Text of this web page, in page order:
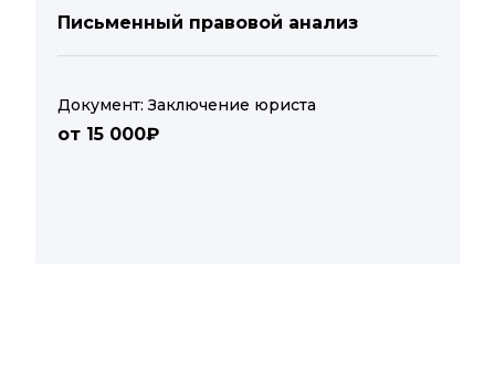
Письменный правовой анализ
Документ: Заключение юриста
от 15 000₽